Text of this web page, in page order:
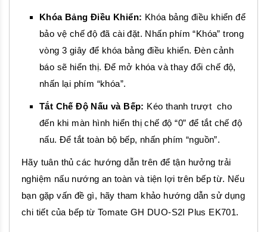
Khóa Bảng Điều Khiển: Khóa bảng điều khiển để
bảo vệ chế độ đã cài đặt. Nhấn phím “Khóa” trong
vòng 3 giây để khóa bảng điều khiển. Đèn cảnh
báo sẽ hiển thị. Để mở khóa và thay đổi chế độ,
nhấn lại phím “khóa”.
Tắt Chế Độ Nấu và Bếp: Kéo thanh trượt cho
đến khi màn hình hiển thị chế độ “0” để tắt chế độ
nấu. Để tắt toàn bộ bếp, nhấn phím “nguồn”.
Hãy tuân thủ các hướng dẫn trên để tận hưởng trải
nghiệm nấu nướng an toàn và tiện lợi trên bếp từ. Nếu
bạn gặp vấn đề gì, hãy tham khảo hướng dẫn sử dụng
chi tiết của bếp từ Tomate GH DUO-S2I Plus EK701.